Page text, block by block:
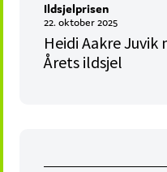
Ildsjelprisen
22. oktober 2025
Heidi Aakre
Årets ildsjel